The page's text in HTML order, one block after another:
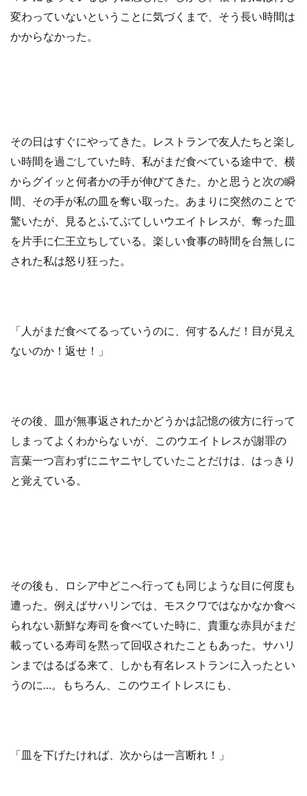
変わっていないということに気づくまで、そう長い時間は
かからなかった。
その日はすぐにやってきた。レストランで友人たちと楽し
い時間を過ごしていた時、私がまだ食べている途中で、横
からグイッと何者かの手が伸びてきた。かと思うと次の瞬
間、その手が私の皿を奪い取った。あまりに突然のことで
驚いたが、見るとふてぶてしいウエイトレスが、奪った皿
を片手に仁王立ちしている。楽しい食事の時間を台無しに
された私は怒り狂った。
「人がまだ食べてるっていうのに、何するんだ！目が見え
ないのか！返せ！」
その後、皿が無事返されたかどうかは記憶の彼方に行って
しまってよくわからな いが、このウエイトレスが謝罪の
言葉一つ言わずにニヤニヤしていたことだけは、はっきり
と覚えている。
その後も、ロシア中どこへ行っても同じような目に何度も
遭った。例えばサハリンでは、モスクワではなかなか食べ
られない新鮮な寿司を食べていた時に、貴重な赤貝がまだ
載っている寿司を黙って回収されたこともあった。サハリ
ンまではるばる来て、しかも有名レストランに入ったとい
うのに…。もちろん、このウエイトレスにも、
「皿を下げたければ、次からは一言断れ！」